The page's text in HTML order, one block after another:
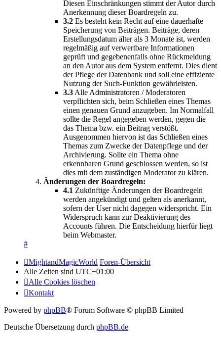
Diesen Einschränkungen stimmt der Autor durch
Anerkennung dieser Boardregeln zu.
3.2 Es besteht kein Recht auf eine dauerhafte
Speicherung von Beiträgen. Beiträge, deren
Erstellungsdatum älter als 3 Monate ist, werden
regelmäßig auf verwertbare Informationen
geprüft und gegebenenfalls ohne Rückmeldung
an den Autor aus dem System entfernt. Dies dient
der Pflege der Datenbank und soll eine effiziente
Nutzung der Such-Funktion gewährleisten.
3.3 Alle Administratoren / Moderatoren
verpflichten sich, beim Schließen eines Themas
einen genauen Grund anzugeben. Im Normalfall
sollte die Regel angegeben werden, gegen die
das Thema bzw. ein Beitrag verstößt.
Ausgenommen hiervon ist das Schließen eines
Themas zum Zwecke der Datenpflege und der
Archivierung. Sollte ein Thema ohne
erkennbaren Grund geschlossen werden, so ist
dies mit dem zuständigen Moderator zu klären.
Änderungen der Boardregeln:
4.1 Zukünftige Änderungen der Boardregeln
werden angekündigt und gelten als anerkannt,
sofern der User nicht dagegen widerspricht. Ein
Widerspruch kann zur Deaktivierung des
Accounts führen. Die Entscheidung hierfür liegt
beim Webmaster.
#
MightandMagicWorld Foren-Übersicht
Alle Zeiten sind UTC+01:00
Alle Cookies löschen
Kontakt
Powered by phpBB® Forum Software © phpBB Limited
Deutsche Übersetzung durch phpBB.de